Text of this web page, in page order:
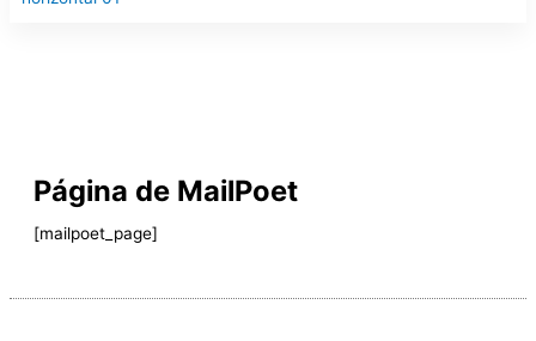
Página de MailPoet
[mailpoet_page]